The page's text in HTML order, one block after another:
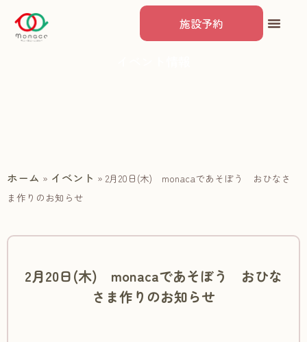
施設予約
ホーム » イベント » 2月20日(木) monacaであそぼう おひなさ
ま作りのお知らせ
2月20日(木) monacaであそぼう おひな
さま作りのお知らせ